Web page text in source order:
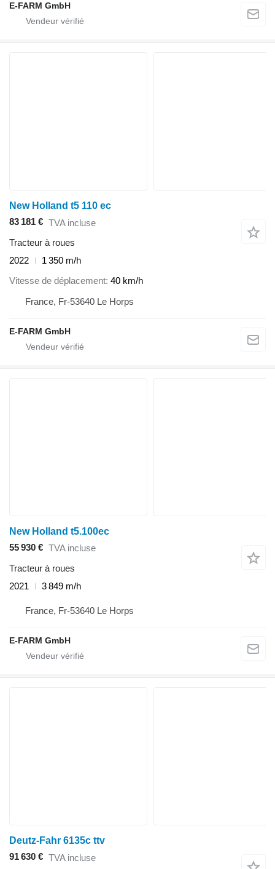
E-FARM GmbH
New Holland t5 110 ec
83 181 € TVA incluse
Tracteur à roues
2022
1 350 m/h
Vitesse de déplacement 40 km/h
France, Fr-53640 Le Horps
E-FARM GmbH
New Holland t5.100ec
55 930 € TVA incluse
Tracteur à roues
2021
3 849 m/h
France, Fr-53640 Le Horps
E-FARM GmbH
Deutz-Fahr 6135c ttv
91 630 € TVA incluse